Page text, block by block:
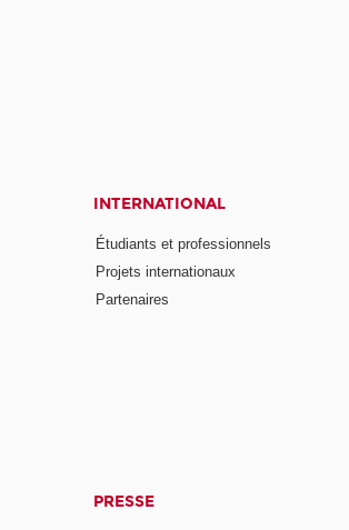
INTERNATIONAL
Étudiants et professionnels
Projets internationaux
Partenaires
PRESSE